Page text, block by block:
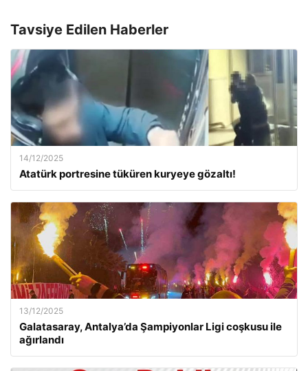
Tavsiye Edilen Haberler
14/12/2025
Atatürk portresine tüküren kuryeye gözaltı!
13/12/2025
Galatasaray, Antalya’da Şampiyonlar Ligi coşkusu ile
ağırlandı